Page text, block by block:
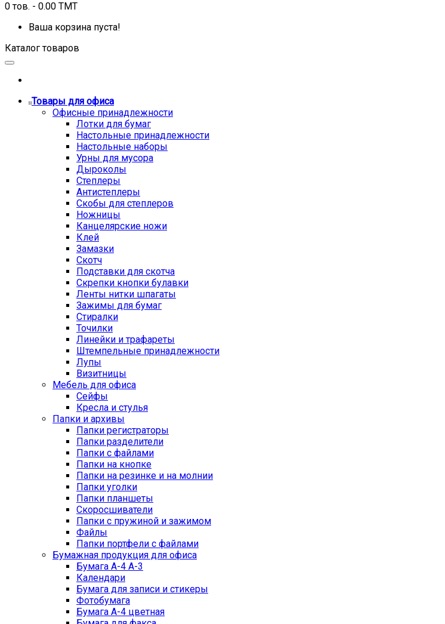
0 тов. - 0.00 TMT
Ваша корзина пуста!
Каталог товаров
Товары для офиса
Офисные принадлежности
Лотки для бумаг
Настольные принадлежности
Настольные наборы
Урны для мусора
Дыроколы
Степлеры
Антистеплеры
Скобы для степлеров
Ножницы
Канцелярские ножи
Клей
Замазки
Скотч
Подставки для скотча
Скрепки кнопки булавки
Ленты нитки шпагаты
Зажимы для бумаг
Стиралки
Точилки
Линейки и трафареты
Штемпельные принадлежности
Лупы
Визитницы
Мебель для офиса
Сейфы
Кресла и стулья
Папки и архивы
Папки регистраторы
Папки разделители
Папки с файлами
Папки на кнопке
Папки на резинке и на молнии
Папки уголки
Папки планшеты
Скоросшиватели
Папки с пружиной и зажимом
Файлы
Папки портфели с файлами
Бумажная продукция для офиса
Бумага А-4 А-3
Календари
Бумага для записи и стикеры
Фотобумага
Бумага А-4 цветная